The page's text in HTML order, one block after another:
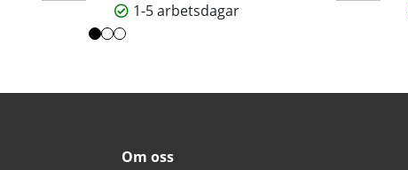
1-5 arbetsdagar
Om oss